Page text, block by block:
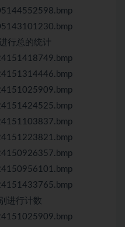
行总的统计
进行计数